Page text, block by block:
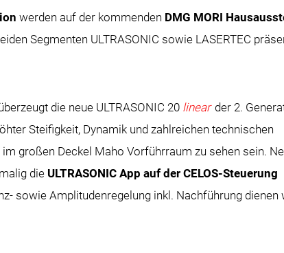
werden auf der kommenden DMG MORI
Segmenten ULTRASONIC sowie LASERTEC
die neue ULTRASONIC 20 linear der 2.
Steifigkeit, Dynamik und zahlreichen technischen
im großen Deckel Maho Vorführraum zu sehen sein.
die ULTRASONIC App auf der CELOS-Steuerung
sowie Amplitudenregelung inkl. Nachführung dienen